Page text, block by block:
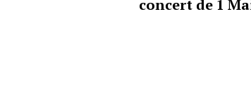
concert de 1